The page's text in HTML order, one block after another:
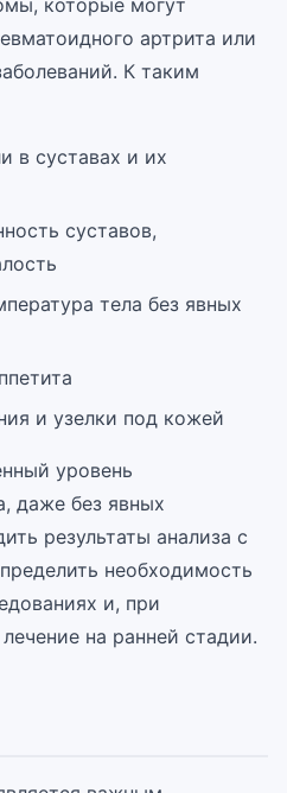
которые могут
артрита или
К таким
в суставах и их
суставов,
тела без явных
и узелки под кожей
уровень
даже без явных
результаты анализа с
необходимость
и, при
на ранней стадии.